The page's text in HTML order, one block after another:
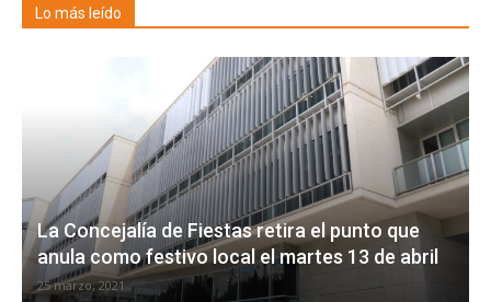
Lo más leído
La Concejalía de Fiestas retira el punto que
anula como festivo local el martes 13 de abril
25 marzo, 2021